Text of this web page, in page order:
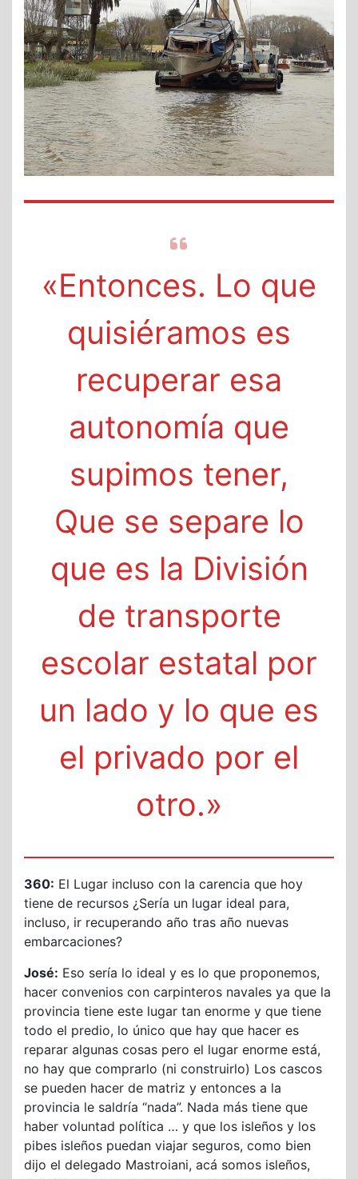
«Entonces. Lo que
quisiéramos es
recuperar esa
autonomía que
supimos tener,
Que se separe lo
que es la División
de transporte
escolar estatal por
un lado y lo que es
el privado por el
otro.»
360: El Lugar incluso con la carencia que hoy
tiene de recursos ¿Sería un lugar ideal para,
incluso, ir recuperando año tras año nuevas
embarcaciones?
José: Eso sería lo ideal y es lo que proponemos,
hacer convenios con carpinteros navales ya que la
provincia tiene este lugar tan enorme y que tiene
todo el predio, lo único que hay que hacer es
reparar algunas cosas pero el lugar enorme está,
no hay que comprarlo (ni construirlo) Los cascos
se pueden hacer de matriz y entonces a la
provincia le saldría “nada”. Nada más tiene que
haber voluntad política … y que los isleños y los
pibes isleños puedan viajar seguros, como bien
dijo el delegado Mastroiani, acá somos isleños,